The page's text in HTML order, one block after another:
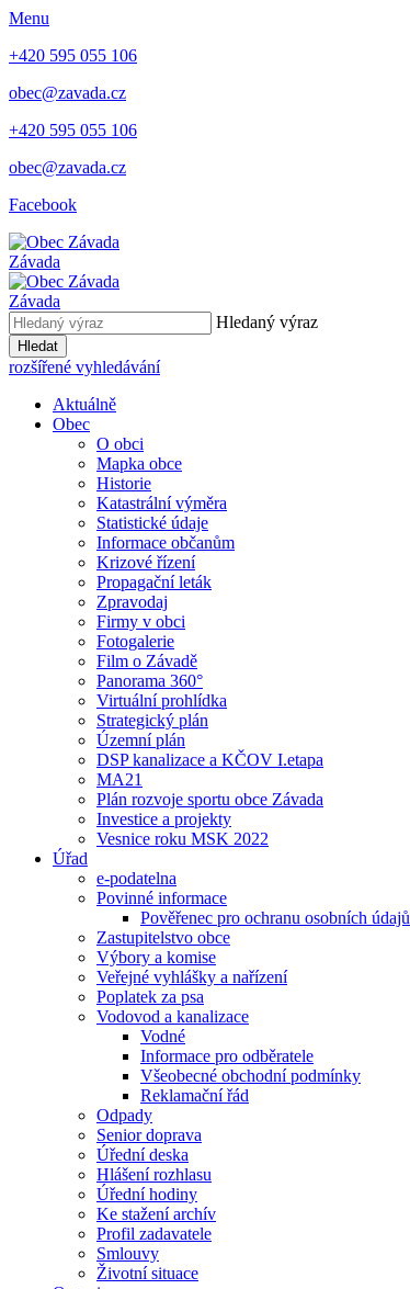
Menu
+420 595 055 106
obec@zavada.cz
+420 595 055 106
obec@zavada.cz
Facebook
Závada
Závada
Hledaný výraz
Hledat
rozšířené vyhledávání
Aktuálně
Obec
O obci
Mapka obce
Historie
Katastrální výměra
Statistické údaje
Informace občanům
Krizové řízení
Propagační leták
Zpravodaj
Firmy v obci
Fotogalerie
Film o Závadě
Panorama 360°
Virtuální prohlídka
Strategický plán
Územní plán
DSP kanalizace a KČOV I.etapa
MA21
Plán rozvoje sportu obce Závada
Investice a projekty
Vesnice roku MSK 2022
Úřad
e-podatelna
Povinné informace
Pověřenec pro ochranu osobních údajů
Zastupitelstvo obce
Výbory a komise
Veřejné vyhlášky a nařízení
Poplatek za psa
Vodovod a kanalizace
Vodné
Informace pro odběratele
Všeobecné obchodní podmínky
Reklamační řád
Odpady
Senior doprava
Úřední deska
Hlášení rozhlasu
Úřední hodiny
Ke stažení archív
Profil zadavatele
Smlouvy
Životní situace